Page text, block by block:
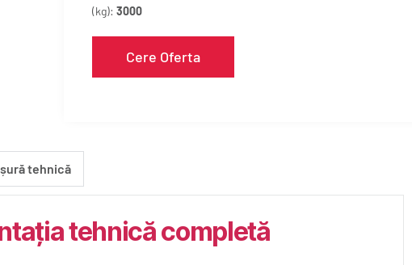
(kg):3000
Cere Oferta
tehnică
tehnică completă